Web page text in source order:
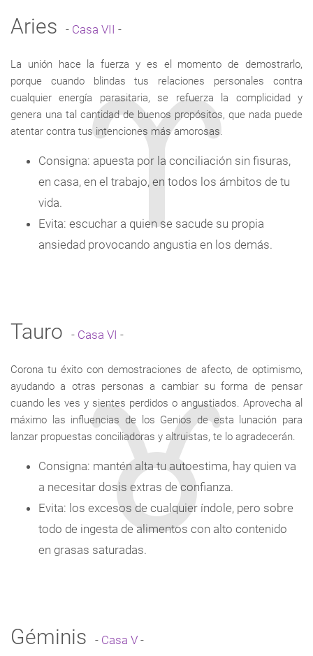
Aries - Casa VII -
La unión hace la fuerza y es el momento de demostrarlo,
porque cuando blindas tus relaciones personales contra
cualquier energía parasitaria, se refuerza la complicidad y
genera una tal cantidad de buenos propósitos, que nada puede
atentar contra tus intenciones más amorosas.
Consigna: apuesta por la conciliación sin fisuras,
en casa, en el trabajo, en todos los ámbitos de tu
vida.
Evita: escuchar a quien se sacude su propia
ansiedad provocando angustia en los demás.
Tauro - Casa VI -
Corona tu éxito con demostraciones de afecto, de optimismo,
ayudando a otras personas a cambiar su forma de pensar
cuando les ves y sientes perdidos o angustiados. Aprovecha al
máximo las influencias de los Genios de esta lunación para
lanzar propuestas conciliadoras y altruistas, te lo agradecerán.
Consigna: mantén alta tu autoestima, hay quien va
a necesitar dosis extras de confianza.
Evita: los excesos de cualquier índole, pero sobre
todo de ingesta de alimentos con alto contenido
en grasas saturadas.
Géminis - Casa V -